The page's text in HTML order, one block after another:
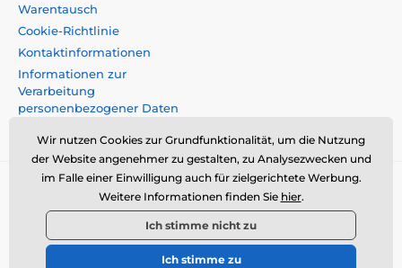
Warentausch
Cookie-Richtlinie
Kontaktinformationen
Informationen zur
Verarbeitung
personenbezogener Daten
Momanio s.r.o., Okružní 361/14, 74718, Píšt',
Tschechische Republik, VAT: CZ09604707,
info@momanio.at
© 2026 www.momanio.at ⦁ Sie hat einen E-Shop erstellt
Wir nutzen Cookies zur Grundfunktionalität, um die Nutzung
der Website angenehmer zu gestalten, zu Analysezwecken und
im Falle einer Einwilligung auch für zielgerichtete Werbung.
Weitere Informationen finden Sie hier.
Ich stimme nicht zu
Ich stimme zu